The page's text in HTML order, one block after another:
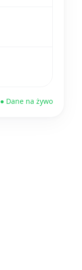
● Dane na żywo